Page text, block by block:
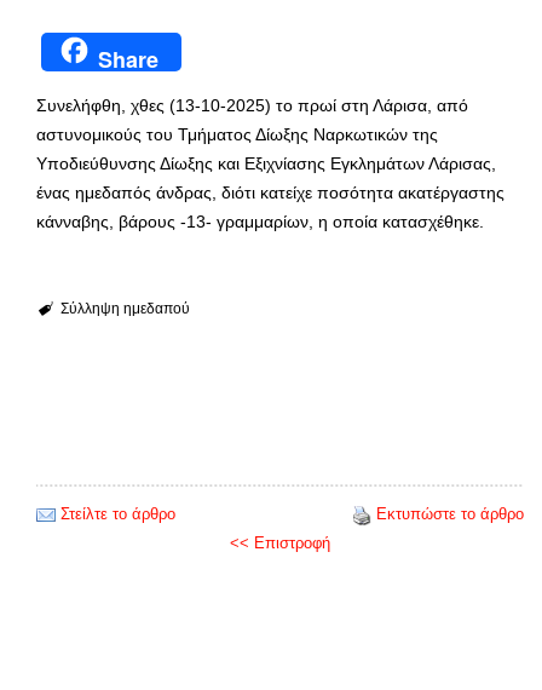
Share
Συνελήφθη, χθες (13-10-2025) το πρωί στη Λάρισα, από
αστυνομικούς του Τμήματος Δίωξης Ναρκωτικών της
Υποδιεύθυνσης Δίωξης και Εξιχνίασης Εγκλημάτων Λάρισας,
ένας ημεδαπός άνδρας, διότι κατείχε ποσότητα ακατέργαστης
κάνναβης, βάρους -13- γραμμαρίων, η οποία κατασχέθηκε.
Σύλληψη ημεδαπού
Στείλτε το άρθρο
Εκτυπώστε το άρθρο
<< Επιστροφή